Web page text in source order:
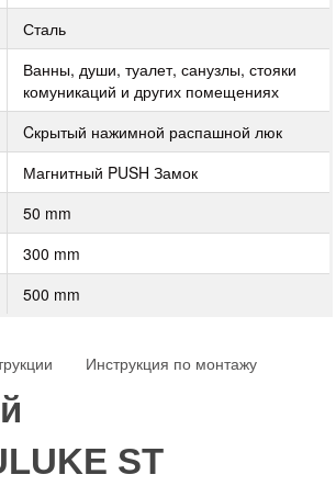
Сталь
Ванны, души, туалет, санузлы, стояки
комуникаций и других помещениях
Cкрытый нажимной распашной люк
Магнитный PUSH Замок
50 mm
300 mm
500 mm
Инструкция по монтажу
ST